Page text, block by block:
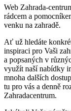
Web Zahrada-
rádcem a
venku na zahradě.
Ať už hledáte
inspiraci pro Vaši
a popsaných v
využít naší nabídky
mnoha dalších
tu pro vás a denně
Zahradacentrum.